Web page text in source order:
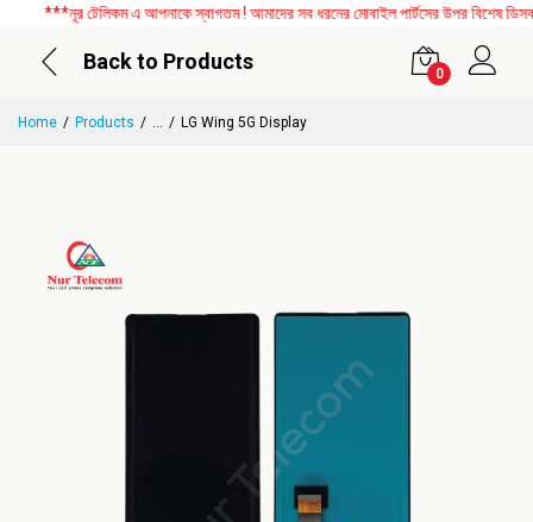
***নূর টেলিকম এ আপনাকে স্বাগতম ! আমাদের সব ধরনের মোবাইল পার্টসের উপর বিশেষ
Back to Products
0
Home Products ... LG Wing 5G Display